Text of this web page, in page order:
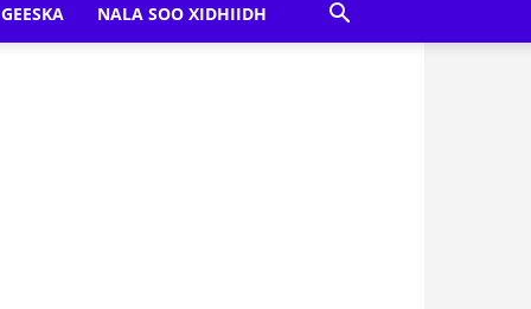
NALA SOO XIDHIIDH